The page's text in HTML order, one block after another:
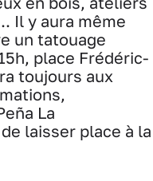
Il y aura même
un tatouage
place Frédéric-
toujours aux
La
laisser place à la